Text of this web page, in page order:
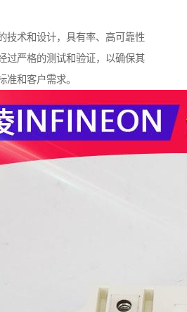
技术和设计，具有率、高可靠性
过严格的测试和验证，以确保其
准和客户需求。